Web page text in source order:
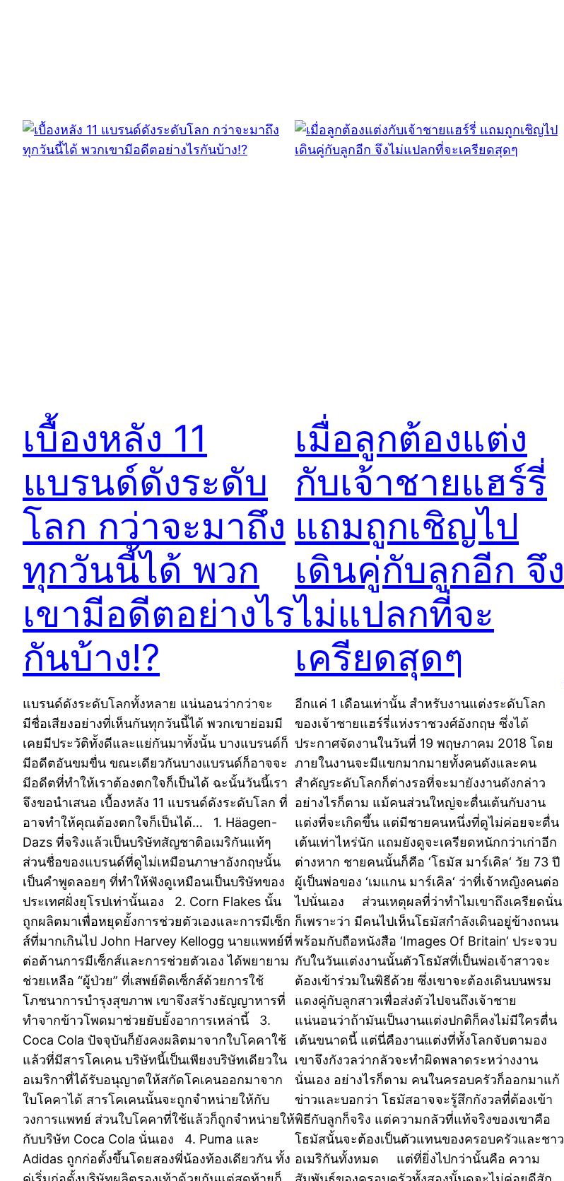
เบื้องหลัง 11
แบรนด์ดังระดับ
โลก กว่าจะมาถึง
ทุกวันนี้ได้ พวก
เขามีอดีตอย่างไร
กันบ้าง!?
แบรนด์ดังระดับโลกทั้งหลาย แน่นอนว่ากว่าจะ
มีชื่อเสียงอย่างที่เห็นกันทุกวันนี้ได้ พวกเขาย่อมมี
เคยมีประวัติทั้งดีและแย่กันมาทั้งนั้น บางแบรนด์ก็
มีอดีตอันขมขื่น ขณะเดียวกันบางแบรนด์ก็อาจจะ
มีอดีตที่ทำให้เราต้องตกใจก็เป็นได้ ฉะนั้นวันนี้เรา
จึงขอนำเสนอ เบื้องหลัง 11 แบรนด์ดังระดับโลก ที่
อาจทำให้คุณต้องตกใจก็เป็นได้… 1. Häagen-
Dazs ที่จริงแล้วเป็นบริษัทสัญชาติอเมริกันแท้ๆ
ส่วนชื่อของแบรนด์ที่ดูไม่เหมือนภาษาอังกฤษนั้น
เป็นคำพูดลอยๆ ที่ทำให้ฟังดูเหมือนเป็นบริษัทของ
ประเทศฝั่งยุโรปเท่านั้นเอง 2. Corn Flakes นั้น
ถูกผลิตมาเพื่อหยุดยั้งการช่วยตัวเองและการมีเซ็ก
ส์ที่มากเกินไป John Harvey Kellogg นายแพทย์ที่
ต่อต้านการมีเซ็กส์และการช่วยตัวเอง ได้พยายาม
ช่วยเหลือ “ผู้ป่วย” ที่เสพย์ติดเซ็กส์ด้วยการใช้
โภชนาการบำรุงสุขภาพ เขาจึงสร้างธัญญาหารที่
ทำจากข้าวโพดมาช่วยยับยั้งอาการเหล่านี้ 3.
Coca Cola ปัจจุบันก็ยังคงผลิตมาจากใบโคคาใช้
แล้วที่มีสารโคเคน บริษัทนี้เป็นเพียงบริษัทเดียวใน
อเมริกาที่ได้รับอนุญาตให้สกัดโคเคนออกมาจาก
ใบโคคาได้ สารโคเคนนั้นจะถูกจำหน่ายให้กับ
วงการแพทย์ ส่วนใบโคคาที่ใช้แล้วก็ถูกจำหน่ายให้
กับบริษัท Coca Cola นั่นเอง 4. Puma และ
Adidas ถูกก่อตั้งขึ้นโดยสองพี่น้องท้องเดียวกัน ทั้ง
เมื่อลูกต้องแต่ง
กับเจ้าชายแฮร์รี่
แถมถูกเชิญไป
เดินคู่กับลูกอีก จึง
ไม่แปลกที่จะ
เครียดสุดๆ
อีกแค่ 1 เดือนเท่านั้น สำหรับงานแต่งระดับโลก
ของเจ้าชายแฮร์รี่แห่งราชวงศ์อังกฤษ ซึ่งได้
ประกาศจัดงานในวันที่ 19 พฤษภาคม 2018 โดย
ภายในงานจะมีแขกมากมายทั้งคนดังและคน
สำคัญระดับโลกก็ต่างรอที่จะมายังงานดังกล่าว
อย่างไรก็ตาม แม้คนส่วนใหญ่จะตื่นเต้นกับงาน
แต่งที่จะเกิดขึ้น แต่มีชายคนหนึ่งที่ดูไม่ค่อยจะตื่น
เต้นเท่าไหร่นัก แถมยังดูจะเครียดหนักกว่าเก่าอีก
ต่างหาก ชายคนนั้นก็คือ ‘โธมัส มาร์เคิล‘ วัย 73 ปี
ผู้เป็นพ่อของ ‘เมแกน มาร์เคิล‘ ว่าที่เจ้าหญิงคนต่อ
ไปนั่นเอง ส่วนเหตุผลที่ว่าทำไมเขาถึงเครียดนั่น
ก็เพราะว่า มีคนไปเห็นโธมัสกำลังเดินอยู่ข้างถนน
พร้อมกับถือหนังสือ ‘Images Of Britain‘ ประจวบ
กับในวันแต่งงานนั้นตัวโธมัสที่เป็นพ่อเจ้าสาวจะ
ต้องเข้าร่วมในพิธีด้วย ซึ่งเขาจะต้องเดินบนพรม
แดงคู่กับลูกสาวเพื่อส่งตัวไปจนถึงเจ้าชาย
แน่นอนว่าถ้ามันเป็นงานแต่งปกติก็คงไม่มีใครตื่น
เต้นขนาดนี้ แต่นี่คืองานแต่งที่ทั้งโลกจับตามอง
เขาจึงกังวลว่ากลัวจะทำผิดพลาดระหว่างงาน
นั่นเอง อย่างไรก็ตาม คนในครอบครัวก็ออกมาแก้
ข่าวและบอกว่า โธมัสอาจจะรู้สึกกังวลที่ต้องเข้า
พิธีกับลูกก็จริง แต่ความกลัวที่แท้จริงของเขาคือ
โธมัสนั้นจะต้องเป็นตัวแทนของครอบครัวและชาว
อเมริกันทั้งหมด แต่ที่ยิ่งไปกว่านั้นคือ ความ